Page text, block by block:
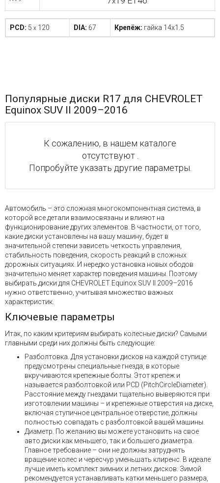
PCD: 5 x 120 DIA: 67 Крепёж: гайка 14x1.5
Популярные диски R17 для CHEVROLET
Equinox SUV II 2009–2016
К сожалению, в нашем каталоге
отсутствуют .
Попробуйте указать другие параметры.
Автомобиль – это сложная многокомпонентная система, в
которой все детали взаимосвязаны и влияют на
функционирование других элементов. В частности, от того,
какие диски установлены на вашу машину, будет в
значительной степени зависеть четкость управления,
стабильность поведения, скорость реакций в сложных
дорожных ситуациях. И нередко установка новых ободов
значительно меняет характер поведения машины. Поэтому
выбирать диски для CHEVROLET Equinox SUV II 2009–2016
нужно ответственно, учитывая множество важных
характеристик.
Ключевые параметры
Итак, по каким критериям выбирать колесные диски? Самыми
главными среди них должны быть следующие:
Разболтовка. Для установки дисков на каждой ступице
предусмотрены специальные гнезда, в которые
вкручиваются крепежные болты. Этот крепеж и
называется разболтовкой или PCD (PitchCircleDiameter).
Расстояние между гнездами тщательно выверяются при
изготовлении машины – и крепежные отверстия на диске,
включая ступичное центральное отверстие, должны
полностью совпадать с разболтовкой вашей машины.
Диаметр. По желанию вы можете установить на свое
авто диски как меньшего, так и большего диаметра.
Главное требование – они не должны затруднять
вращение колес и чересчур уменьшать клиренс. В идеале
лучше иметь комплект зимних и летних дисков. Зимой
рекомендуется устанавливать катки меньшего размера,